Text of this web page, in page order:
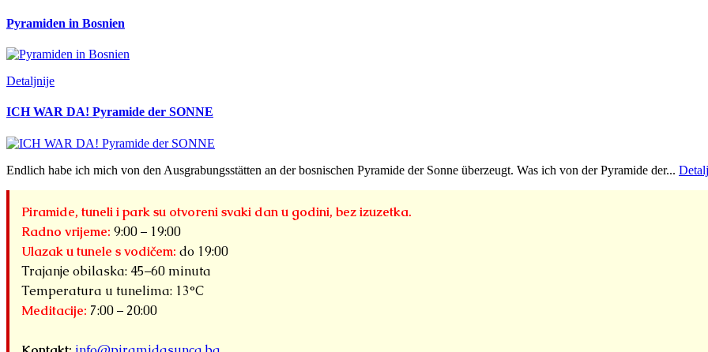
Pyramiden in Bosnien
Detaljnije
ICH WAR DA! Pyramide der SONNE
Endlich habe ich mich von den Ausgrabungsstätten an der bosnischen Pyramide der Sonne überzeugt. Was ich von der Pyramide der...
Piramide, tuneli i park su otvoreni svaki dan u godini, bez izuzetka.
Radno vrijeme: 9:00 – 19:00
Ulazak u tunele s vodičem: do 19:00
Trajanje obilaska: 45–60 minuta
Temperatura u tunelima: 13°C
Meditacije: 7:00 – 20:00